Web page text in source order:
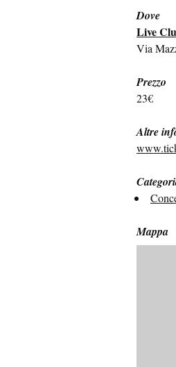
Dove
Live
Via
Prezzo
23€
Altre
Mappa